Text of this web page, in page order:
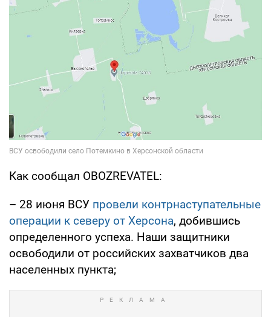
Как сообщал OBOZREVATEL:
– 28 июня ВСУ провели контрнаступательные
операции к северу от Херсона, добившись
определенного успеха. Наши защитники
освободили от российских захватчиков два
населенных пункта;